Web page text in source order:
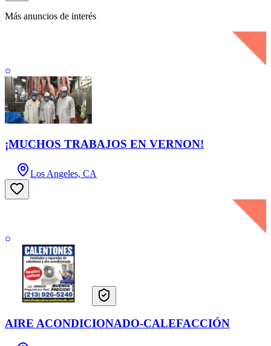
Más anuncios de interés
¡MUCHOS TRABAJOS EN VERNON!
Los Angeles, CA
AIRE ACONDICIONADO-CALEFACCIÓN